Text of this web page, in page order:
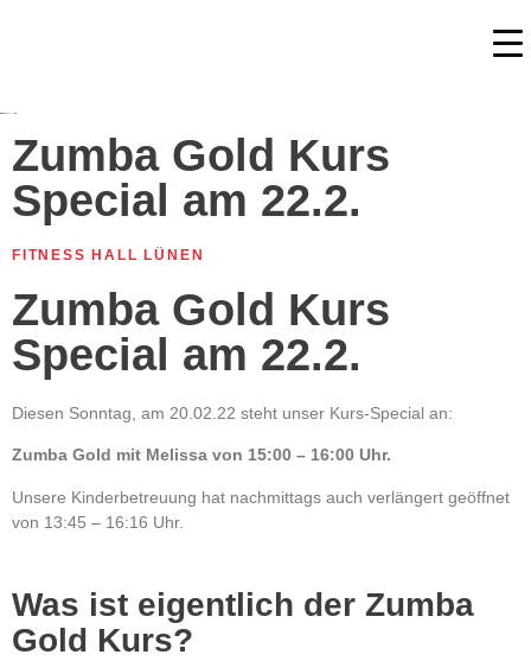
Zumba Gold Kurs
Special am 22.2.
FITNESS HALL LÜNEN
Zumba Gold Kurs
Special am 22.2.
Diesen Sonntag, am 20.02.22 steht unser Kurs-Special an:
Zumba Gold mit Melissa von 15:00 – 16:00 Uhr.
Unsere Kinderbetreuung hat nachmittags auch verlängert geöffnet
von 13:45 – 16:16 Uhr.
Was ist eigentlich der Zumba
Gold Kurs?